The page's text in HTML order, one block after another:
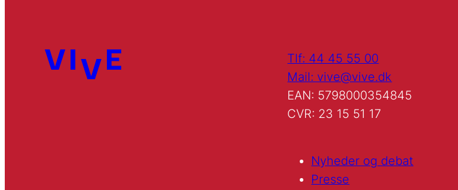
Tlf: 44 45 55 00
Mail: vive@vive.dk
EAN: 5798000354845
CVR: 23 15 51 17
Nyheder og debat
Presse